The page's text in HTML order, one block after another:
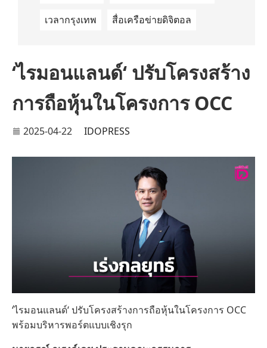
เวลากรุงเทพ สื่อเครือข่ายดิจิตอล
‘ไรมอนแลนด์‘ ปรับโครงสร้าง
การถือหุ้นในโครงการ OCC
2025-04-22 IDOPRESS
‘ไรมอนแลนด์‘ ปรับโครงสร้างการถือหุ้นในโครงการ OCC
พร้อมบริหารพอร์ตแบบเชิงรุก